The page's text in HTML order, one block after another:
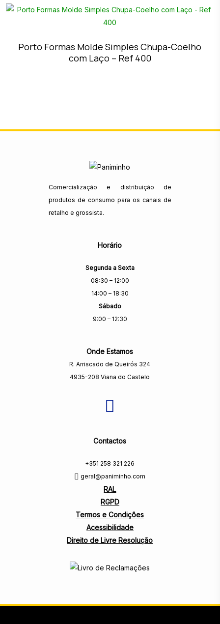
Porto Formas Molde Simples Chupa-Coelho
com Laço – Ref 400
Comercialização e distribuição de
produtos de consumo para os canais de
retalho e grossista.
Horário
Segunda a Sexta
08:30 – 12:00
14:00 – 18:30
Sábado
9:00 – 12:30
Onde Estamos
R. Arriscado de Queirós 324
4935-208 Viana do Castelo
Contactos
+351 258 321 226
geral@paniminho.com
RAL
RGPD
Termos e Condições
Acessibilidade
Direito de Livre Resolução